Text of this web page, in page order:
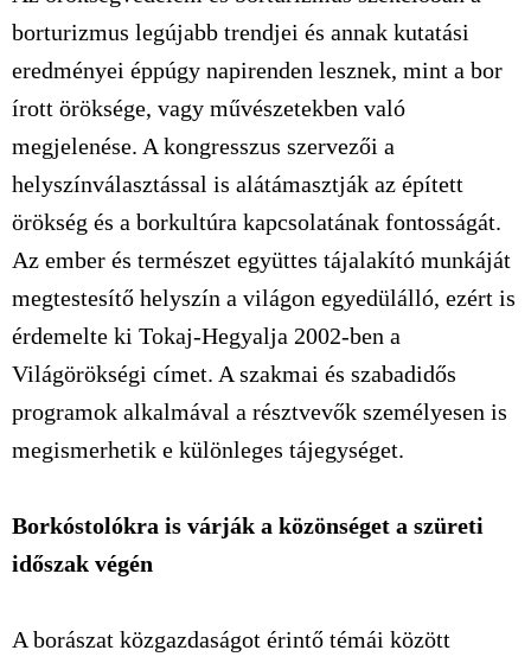
borturizmus legújabb trendjei és annak kutatási
eredményei éppúgy napirenden lesznek, mint a bor
írott öröksége, vagy művészetekben való
megjelenése. A kongresszus szervezői a
helyszínválasztással is alátámasztják az épített
örökség és a borkultúra kapcsolatának fontosságát.
Az ember és természet együttes tájalakító munkáját
megtestesítő helyszín a világon egyedülálló, ezért is
érdemelte ki Tokaj-Hegyalja 2002-ben a
Világörökségi címet. A szakmai és szabadidős
programok alkalmával a résztvevők személyesen is
megismerhetik e különleges tájegységet.
Borkóstolókra is várják a közönséget a szüreti
időszak végén
A borászat közgazdaságot érintő témái között